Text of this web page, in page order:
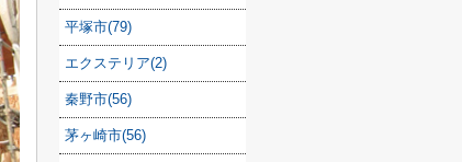
平塚市(79)
エクステリア(2)
秦野市(56)
茅ヶ崎市(56)